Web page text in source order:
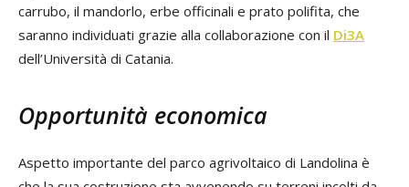
carrubo, il mandorlo, erbe officinali e prato polifita, che
saranno individuati grazie alla collaborazione con il Di3A
dell’Università di Catania.
Opportunità economica
Aspetto importante del parco agrivoltaico di Landolina è